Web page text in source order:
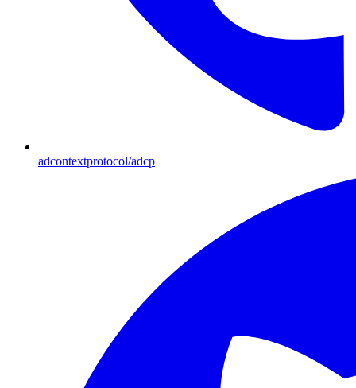
adcontextprotocol/adcp